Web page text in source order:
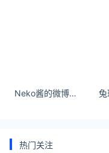
Neko酱的微博你和我，从来就不是一个路上的人
热门关注